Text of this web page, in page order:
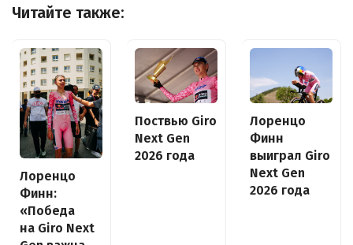
Читайте также:
Лоренцо
Финн:
«Победа
на Giro Next
Поствью Giro
Next Gen
2026 года
Лоренцо
Финн
выиграл Giro
Next Gen
2026 года